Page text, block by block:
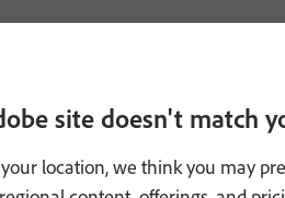
site doesn't match
location, we think you may